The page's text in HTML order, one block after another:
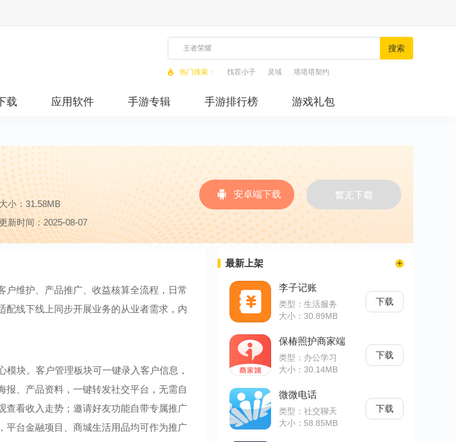
搜索
热门搜索： 找茬小子 灵域 塔塔塔契约
载 应用软件 手游专辑 手游排行榜 游戏礼包
小：31.58MB
新时间：2025-08-07
安卓端下载
维护、产品推广、收益核算全流程，日常
配线下线上同步开展业务的从业者需求，内
块。客户管理板块可一键录入客户信息，
、产品资料，一键转发社交平台，无需自
查看收入走势；邀请好友功能自带专属推广
平台金融项目、商城生活用品均可作为推广
最新上架
李子记账
类型：生活服务
大小：30.89MB
下载
保椿照护商家端
类型：办公学习
大小：30.14MB
下载
微微电话
类型：社交聊天
大小：58.85MB
下载